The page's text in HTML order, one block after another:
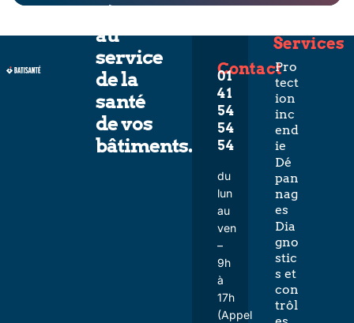
L’expertise
au
service
de la
santé
de vos
bâtiments.
Contact
01
41
54
54
54
du
lun
au
ven
–
9h
à
17h
(Appel
Services
Pro
tect
ion
inc
end
ie
Dé
pan
nag
es
Dia
gno
stic
s et
con
trôl